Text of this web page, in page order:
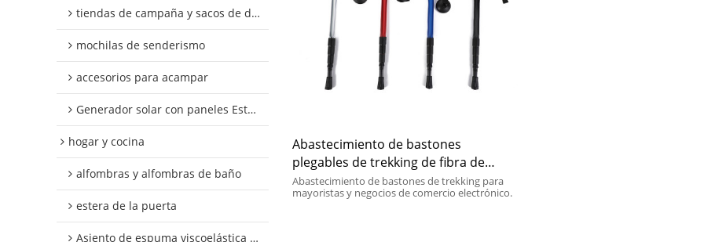
tiendas de campaña y sacos de dormir
mochilas de senderismo
accesorios para acampar
Generador solar con paneles Estacion de energia portatil
hogar y cocina
alfombras y alfombras de baño
estera de la puerta
Asiento de espuma viscoelástica y cojín para silla.
Abastecimiento de bastones
plegables de trekking de fibra de
carbono y aluminio para vendedores
de Amazon
Abastecimiento de bastones de trekking para
mayoristas y negocios de comercio electrónico.